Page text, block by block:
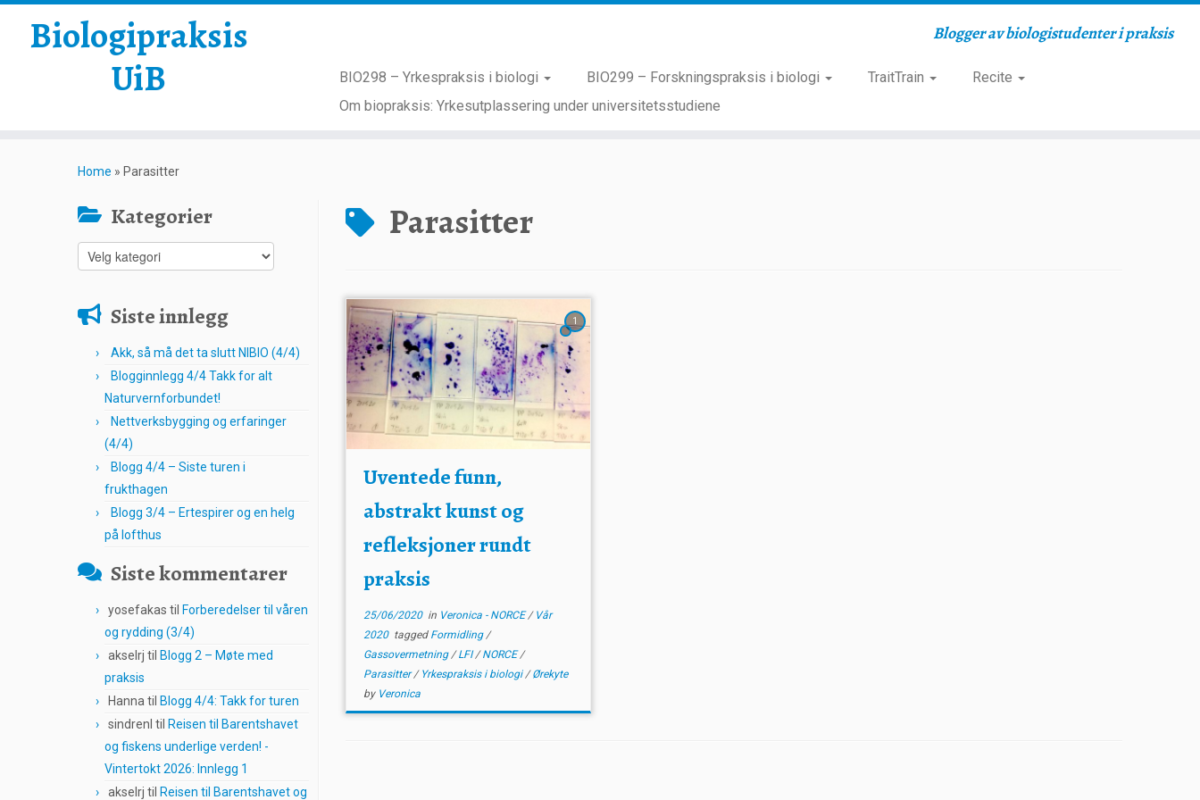
Biologipraksis
UiB
Blogger av biologistudenter i praksis
BIO298 – Yrkespraksis i biologi BIO299 – Forskningspraksis i biologi TraitTrain
Recite
Om biopraksis: Yrkesutplassering under universitetsstudiene
Home » Parasitter
Kategorier
Kategorier
Siste innlegg
Akk, så må det ta slutt NIBIO (4/4)
Blogginnlegg 4/4 Takk for alt
Naturvernforbundet!
Nettverksbygging og erfaringer
(4/4)
Blogg 4/4 – Siste turen i
frukthagen
Blogg 3/4 – Ertespirer og en helg
på lofthus
Siste kommentarer
yosefakas til Forberedelser til våren
og rydding (3/4)
akselrj til Blogg 2 – Møte med
praksis
Hanna til Blogg 4/4: Takk for turen
sindrenl til Reisen til Barentshavet
og fiskens underlige verden! -
Vintertokt 2026: Innlegg 1
akselrj til Reisen til Barentshavet og
Parasitter
1
Uventede funn,
abstrakt kunst og
refleksjoner rundt
praksis
25/06/2020in Veronica - NORCE/ Vår
2020 tagged Formidling/
Gassovermetning/LFI/NORCE/
Parasitter/ Yrkespraksis i biologi/Ørekyte
by Veronica